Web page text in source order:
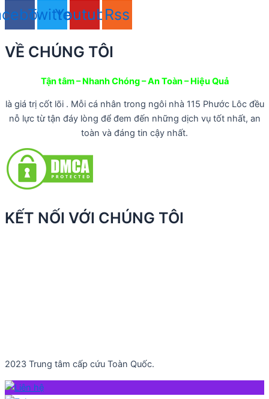
TwitterYoutubeRss
VỀ CHÚNG TÔI
Tận tâm – Nhanh Chóng – An Toàn – Hiệu Quả
là giá trị cốt lõi . Mỗi cá nhân trong ngôi nhà 115 Phước Lôc đều
nỗ lực từ tận đáy lòng để đem đến những dịch vụ tốt nhất, an
toàn và đáng tin cậy nhất.
KẾT NỐI VỚI CHÚNG TÔI
2023 Trung tâm cấp cứu Toàn Quốc.